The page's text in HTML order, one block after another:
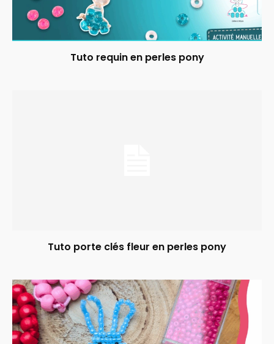
Tuto requin en perles pony
Tuto porte clés fleur en perles pony